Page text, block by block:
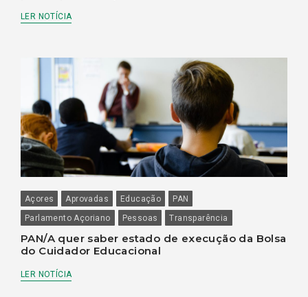
LER NOTÍCIA
Açores Aprovadas Educação
PAN
Parlamento Açoriano
Pessoas Transparência
PAN/A quer saber estado de execução da Bolsa
do Cuidador Educacional
LER NOTÍCIA